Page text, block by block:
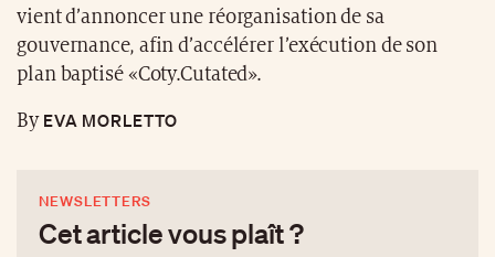
vient d’annoncer une réorganisation de sa
gouvernance, afin d’accélérer l’exécution de son
plan baptisé «Coty.Cutated».
ByEVA MORLETTO
NEWSLETTERS
Cet article vous plaît ?